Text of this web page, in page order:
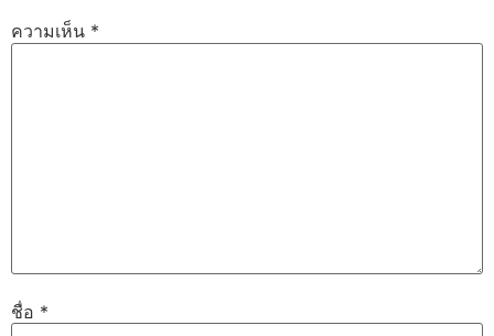
ความเห็น *
ชื่อ *